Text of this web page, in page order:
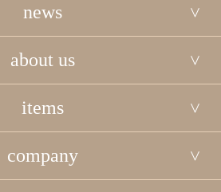
news
about us
items
company